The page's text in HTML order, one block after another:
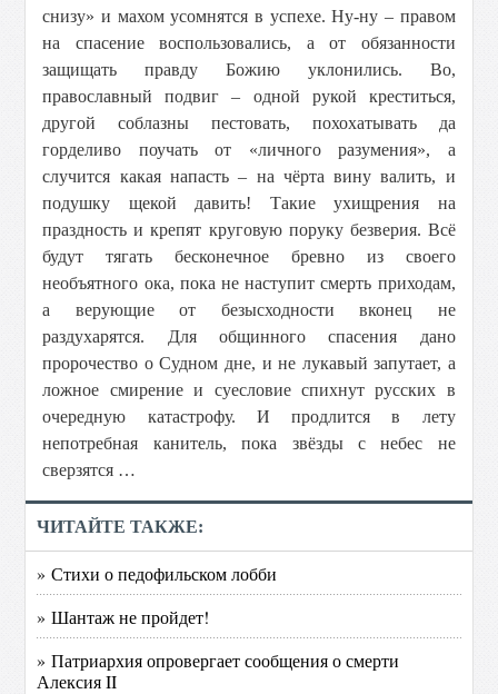
снизу» и махом усомнятся в успехе. Ну-ну – правом
на спасение воспользовались, а от обязанности
защищать правду Божию уклонились. Во,
православный подвиг – одной рукой креститься,
другой соблазны пестовать, похохатывать да
горделиво поучать от «личного разумения», а
случится какая напасть – на чёрта вину валить, и
подушку щекой давить! Такие ухищрения на
праздность и крепят круговую поруку безверия. Всё
будут тягать бесконечное бревно из своего
необъятного ока, пока не наступит смерть приходам,
а верующие от безысходности вконец не
раздухарятся. Для общинного спасения дано
пророчество о Судном дне, и не лукавый запутает, а
ложное смирение и суесловие спихнут русских в
очередную катастрофу. И продлится в лету
непотребная канитель, пока звёзды с небес не
сверзятся …
ЧИТАЙТЕ ТАКЖЕ:
» Стихи о педофильском лобби
» Шантаж не пройдет!
» Патриархия опровергает сообщения о смерти
Алексия II